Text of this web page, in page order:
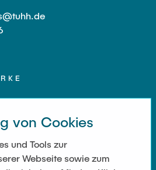
LINKS
von Cookies
und Tools zur
Webseite sowie zum